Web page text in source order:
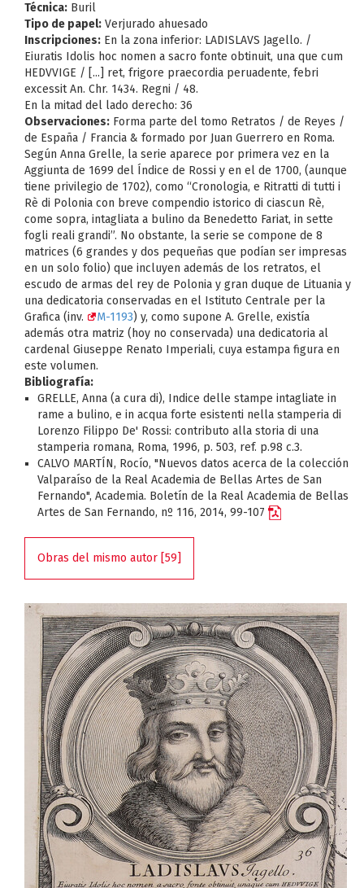
Técnica: Buril
Tipo de papel: Verjurado ahuesado
Inscripciones: En la zona inferior: LADISLAVS Jagello. /
Eiuratis Idolis hoc nomen a sacro fonte obtinuit, una que cum
HEDVVIGE / [...] ret, frigore praecordia peruadente, febri
excessit An. Chr. 1434. Regni / 48.
En la mitad del lado derecho: 36
Observaciones: Forma parte del tomo Retratos / de Reyes /
de España / Francia & formado por Juan Guerrero en Roma.
Según Anna Grelle, la serie aparece por primera vez en la
Aggiunta de 1699 del Índice de Rossi y en el de 1700, (aunque
tiene privilegio de 1702), como “Cronologia, e Ritratti di tutti i
Rè di Polonia con breve compendio istorico di ciascun Rè,
come sopra, intagliata a bulino da Benedetto Fariat, in sette
fogli reali grandi”. No obstante, la serie se compone de 8
matrices (6 grandes y dos pequeñas que podían ser impresas
en un solo folio) que incluyen además de los retratos, el
escudo de armas del rey de Polonia y gran duque de Lituania y
una dedicatoria conservadas en el Istituto Centrale per la
Grafica (inv.
M-1193) y, como supone A. Grelle, existía
además otra matriz (hoy no conservada) una dedicatoria al
cardenal Giuseppe Renato Imperiali, cuya estampa figura en
este volumen.
Bibliografía:
GRELLE, Anna (a cura di), Indice delle stampe intagliate in
rame a bulino, e in acqua forte esistenti nella stamperia di
Lorenzo Filippo De' Rossi: contributo alla storia di una
stamperia romana, Roma, 1996, p. 503, ref. p.98 c.3.
CALVO MARTÍN, Rocío, "Nuevos datos acerca de la colección
Valparaíso de la Real Academia de Bellas Artes de San
Fernando", Academia. Boletín de la Real Academia de Bellas
Artes de San Fernando, nº 116, 2014, 99-107
Obras del mismo autor [59]